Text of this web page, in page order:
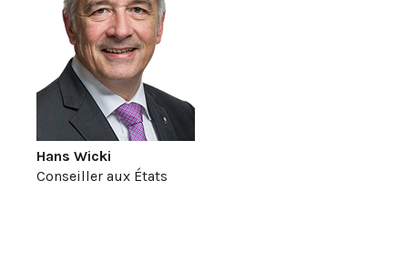
Hans Wicki
Conseiller aux États